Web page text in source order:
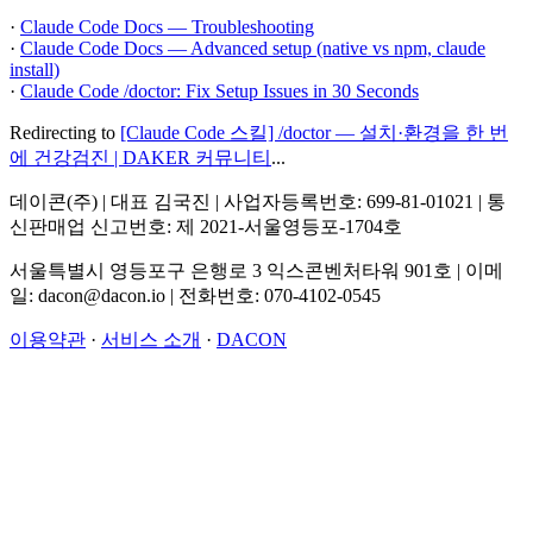
· Claude Code Docs — Troubleshooting
· Claude Code Docs — Advanced setup (native vs npm, claude
install)
· Claude Code /doctor: Fix Setup Issues in 30 Seconds
Redirecting to [Claude Code 스킬] /doctor — 설치·환경을 한 번
에 건강검진 | DAKER 커뮤니티 ...
데이콘(주) | 대표 김국진 | 사업자등록번호: 699-81-01021 | 통
신판매업 신고번호: 제 2021-서울영등포-1704호
서울특별시 영등포구 은행로 3 익스콘벤처타워 901호 | 이메
일: dacon@dacon.io | 전화번호: 070-4102-0545
이용약관 · 서비스 소개 · DACON